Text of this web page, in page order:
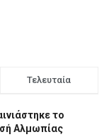
Τελευταία
το
Αλμωπίας